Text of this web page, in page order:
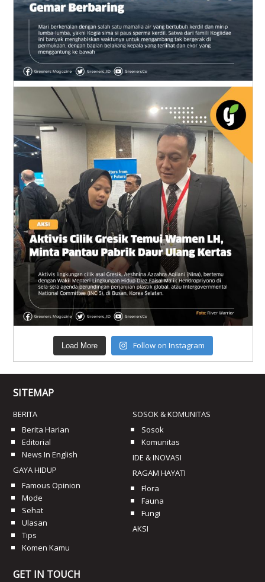
Load More Follow on Instagram
SITEMAP
BERITA
Berita Harian
Editorial
News In English
GAYA HIDUP
Famous Opinion
Mode
Sehat
Ulasan
Tips
Komen Kamu
SOSOK & KOMUNITAS
Sosok
Komunitas
IDE & INOVASI
RAGAM HAYATI
Flora
Fauna
Fungi
AKSI
GET IN TOUCH